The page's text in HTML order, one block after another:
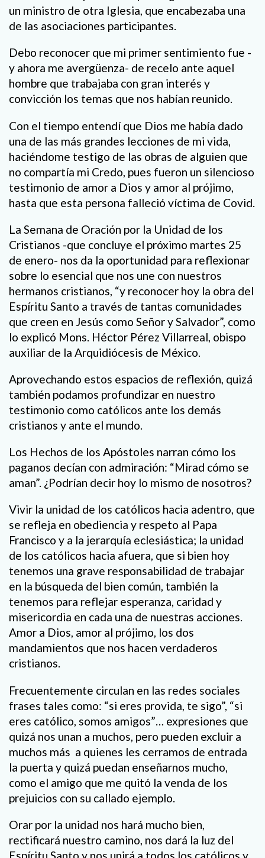
un ministro de otra Iglesia, que encabezaba una
de las asociaciones participantes.
Debo reconocer que mi primer sentimiento fue -
y ahora me avergüenza- de recelo ante aquel
hombre que trabajaba con gran interés y
convicción los temas que nos habían reunido.
Con el tiempo entendí que Dios me había dado
una de las más grandes lecciones de mi vida,
haciéndome testigo de las obras de alguien que
no compartía mi Credo, pues fueron un silencioso
testimonio de amor a Dios y amor al prójimo,
hasta que esta persona falleció víctima de Covid.
La Semana de Oración por la Unidad de los
Cristianos -que concluye el próximo martes 25
de enero- nos da la oportunidad para reflexionar
sobre lo esencial que nos une con nuestros
hermanos cristianos, “y reconocer hoy la obra del
Espíritu Santo a través de tantas comunidades
que creen en Jesús como Señor y Salvador”, como
lo explicó Mons. Héctor Pérez Villarreal, obispo
auxiliar de la Arquidiócesis de México.
Aprovechando estos espacios de reflexión, quizá
también podamos profundizar en nuestro
testimonio como católicos ante los demás
cristianos y ante el mundo.
Los Hechos de los Apóstoles narran cómo los
paganos decían con admiración: “Mirad cómo se
aman”. ¿Podrían decir hoy lo mismo de nosotros?
Vivir la unidad de los católicos hacia adentro, que
se refleja en obediencia y respeto al Papa
Francisco y a la jerarquía eclesiástica; la unidad
de los católicos hacia afuera, que si bien hoy
tenemos una grave responsabilidad de trabajar
en la búsqueda del bien común, también la
tenemos para reflejar esperanza, caridad y
misericordia en cada una de nuestras acciones.
Amor a Dios, amor al prójimo, los dos
mandamientos que nos hacen verdaderos
cristianos.
Frecuentemente circulan en las redes sociales
frases tales como: “si eres provida, te sigo”, “si
eres católico, somos amigos”… expresiones que
quizá nos unan a muchos, pero pueden excluir a
muchos más a quienes les cerramos de entrada
la puerta y quizá puedan enseñarnos mucho,
como el amigo que me quitó la venda de los
prejuicios con su callado ejemplo.
Orar por la unidad nos hará mucho bien,
rectificará nuestro camino, nos dará la luz del
Espíritu Santo y nos unirá a todos los católicos y